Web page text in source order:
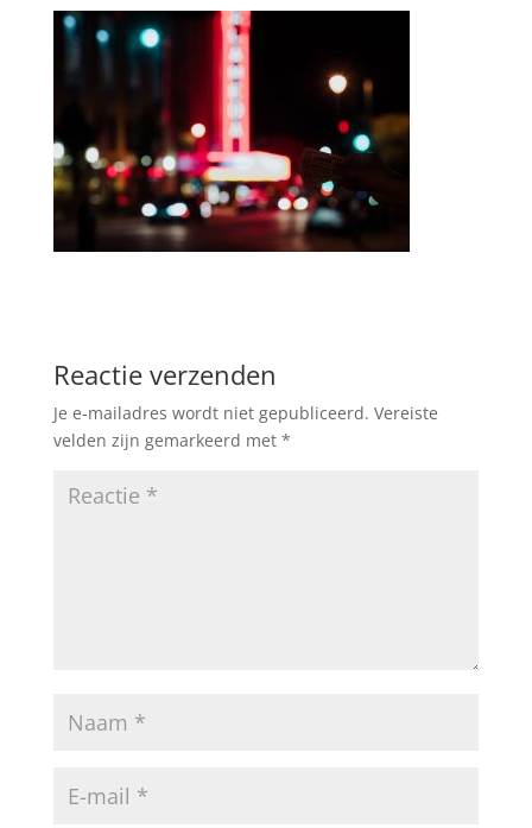
Reactie verzenden
Je e-mailadres wordt niet gepubliceerd. Vereiste
velden zijn gemarkeerd met *